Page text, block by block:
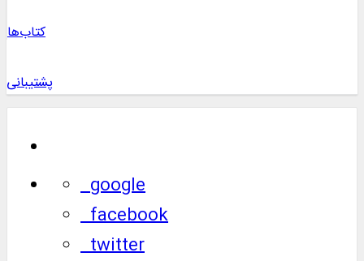
کتاب‌ها
پشتیبانی
google
facebook
twitter